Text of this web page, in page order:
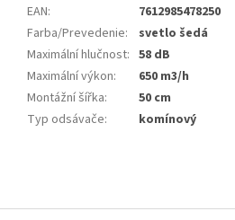
EAN:
7612985478250
Farba/Prevedenie:
svetlo šedá
Maximální hlučnost: 58 dB
Maximální výkon:
650 m3/h
Montážní šířka:
50 cm
Typ odsávače: komínový
á